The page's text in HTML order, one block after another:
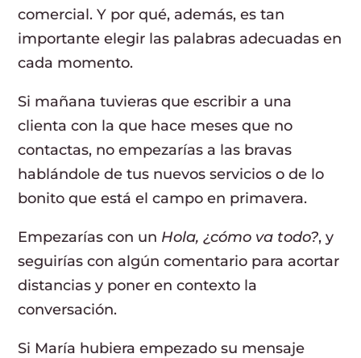
comercial. Y por qué, además, es tan
importante elegir las palabras adecuadas en
cada momento.
Si mañana tuvieras que escribir a una
clienta con la que hace meses que no
contactas, no empezarías a las bravas
hablándole de tus nuevos servicios o de lo
bonito que está el campo en primavera.
Empezarías con un Hola, ¿cómo va todo?, y
seguirías con algún comentario para acortar
distancias y poner en contexto la
conversación.
Si María hubiera empezado su mensaje